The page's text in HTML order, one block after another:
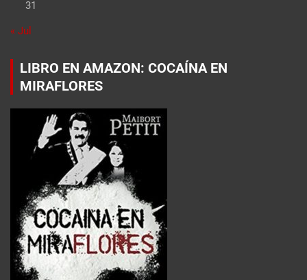
31
« Jul
LIBRO EN AMAZON: COCAÍNA EN
MIRAFLORES